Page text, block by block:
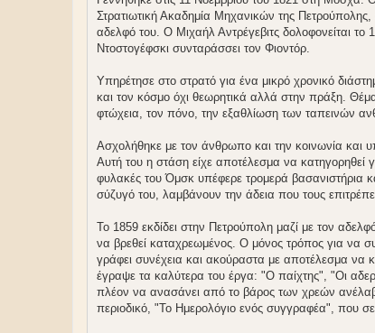
υ
σ
Στρατιωτική Ακαδημία Μηχανικών της
αδελφό του. Ο Μιχαήλ Αντρέγεβιτς δολοφονείται
Ντοστογέφσκι συνταράσσει τον Φιοντόρ.
Υπηρέτησε στο στρατό για ένα μικρό χρονικό
και τον κόσμο όχι θεωρητικά αλλά στην πράξη.
φτώχεια, τον πόνο, την εξαθλίωση των ταπεινών
Ασχολήθηκε με τον άνθρωπο και την κοινωνία και
Αυτή του η στάση είχε αποτέλεσμα να κατηγορηθεί
φυλακές του Όμσκ υπέφερε τρομερά βασανιστήρια
σύζυγό του, λαμβάνουν την άδεια που τους
Το 1859 εκδίδει στην Πετρούπολη μαζί με τον
να βρεθεί καταχρεωμένος. Ο μόνος τρόπος για να
γράφει συνέχεια και ακούραστα με αποτέλεσμα να
έγραψε τα καλύτερα του έργα: "Ο παίχτης", "Οι
πλέον να ανασάνει από το βάρος των χρεών
περιοδικό, "Το Ημερολόγιο ενός συγγραφέα", που σε